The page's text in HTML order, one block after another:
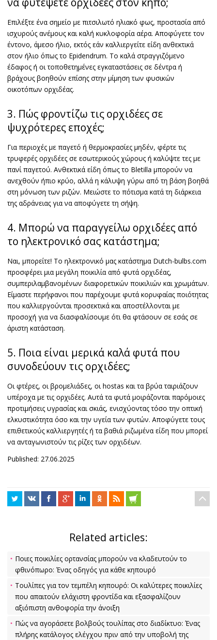
Επιλέξτε ένα σημείο με πιτσιλωτό ηλιακό φως, προστασία από
ισχυρούς ανέμους και καλή κυκλοφορία αέρα. Αποφύγετε τον
έντονο, άμεσο ήλιο, εκτός εάν καλλιεργείτε είδη ανθεκτικά
στον ήλιο όπως το Epidendrum. Το καλά στραγγιζόμενο
έδαφος ή οι τοποθετημένες εγκαταστάσεις σε δέντρα ή
βράχους βοηθούν επίσης στην μίμηση των φυσικών
οικοτόπων ορχιδέας.
3. Πώς φροντίζω τις ορχιδέες σε
ψυχρότερες εποχές;
Για περιοχές με παγετό ή θερμοκρασίες μηδέν, φέρτε τις
τρυφερές ορχιδέες σε εσωτερικούς χώρους ή καλύψτε τες με
πανί παγετού. Ανθεκτικά είδη όπως το Bletilla μπορούν να
ανεχθούν ήπιο κρύο, αλλά η κάλυψη γύρω από τη βάση βοηθά
στη μόνωση των ριζών. Μειώστε το πότισμα κατά τη διάρκεια
της αδράνειας για να αποφύγετε τη σήψη.
4. Μπορώ να παραγγείλω ορχιδέες από
το ηλεκτρονικό σας κατάστημα;
Ναι, μπορείτε! Το ηλεκτρονικό μας κατάστημα Dutch-bulbs.com
προσφέρει μια μεγάλη ποικιλία από φυτά ορχιδέας,
συμπεριλαμβανομένων διαφορετικών ποικιλιών και χρωμάτων.
Είμαστε περήφανοι που παρέχουμε φυτά κορυφαίας ποιότητας
που καλλιεργούνται προσεκτικά και αποστέλλονται με
προσοχή για να διασφαλίσουμε ότι θα φτάσουν σε εσάς σε
άριστη κατάσταση.
5. Ποια είναι μερικά καλά φυτά που
συνοδεύουν τις ορχιδέες;
Οι φτέρες, οι βρομελιάδες, οι hostas και τα βρύα ταιριάζουν
υπέροχα με τις ορχιδέες. Αυτά τα φυτά μοιράζονται παρόμοιες
προτιμήσεις υγρασίας και σκιάς, ενισχύοντας τόσο την οπτική
ελκυστικότητα όσο και την υγεία των φυτών. Αποφύγετε τους
επιθετικούς καλλιεργητές ή τα βαθιά ριζωμένα είδη που μπορεί
να ανταγωνιστούν τις ρίζες των ορχιδέων.
Published: 27.06.2025
Related articles:
Ποιες ποικιλίες ορτανσίας μπορούν να κλαδευτούν το
φθινόπωρο: Ένας οδηγός για κάθε κηπουρό
Τουλίπες για τον τεμπέλη κηπουρό: Οι καλύτερες ποικιλίες
που απαιτούν ελάχιστη φροντίδα και εξασφαλίζουν
αξιόπιστη ανθοφορία την άνοιξη
Πώς να αγοράσετε βολβούς τουλίπας στο διαδίκτυο: Ένας
πλήρης κατάλογος ελέγχου πριν από την υποβολή της